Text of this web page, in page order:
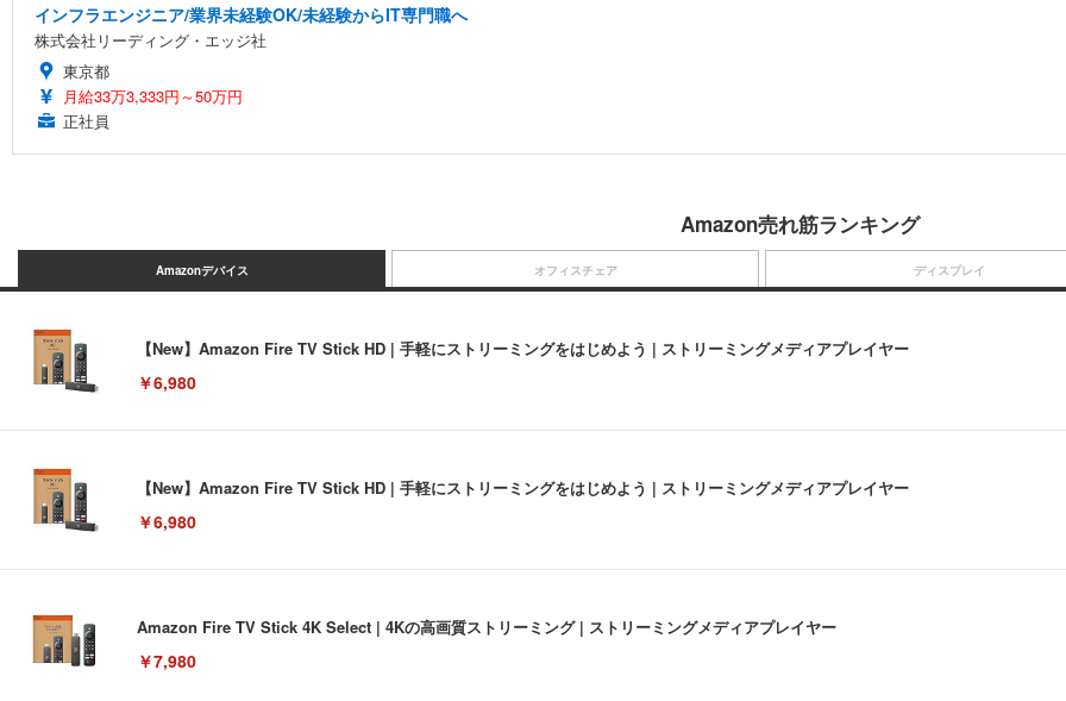
インフラエンジニア/業界未経験OK/未経験からIT専門職へ
株式会社リーディング・エッジ社
東京都
月給33万3,333円～50万円
正社員
Amazon売れ筋ランキング
Amazonデバイス
【New】Amazon Fire TV Stick HD | 手軽にストリーミングをはじめよう | ストリーミングメディアプレイヤー
￥6,980
【New】Amazon Fire TV Stick HD | 手軽にストリーミングをはじめよう | ストリーミングメディアプレイヤー
￥6,980
Amazon Fire TV Stick 4K Select | 4Kの高画質ストリーミング | ストリーミングメディアプレイヤー
￥7,980
オフィスチェア ディスプレイ